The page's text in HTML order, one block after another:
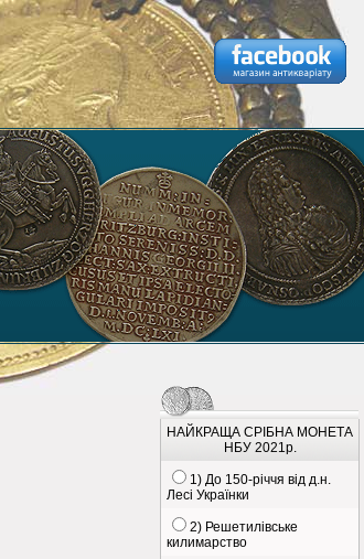
НАЙКРАЩА СРІБНА МОНЕТА
НБУ 2021р.
1) До 150-річчя від д.н.
Лесі Українки
2) Решетилівське
килимарство